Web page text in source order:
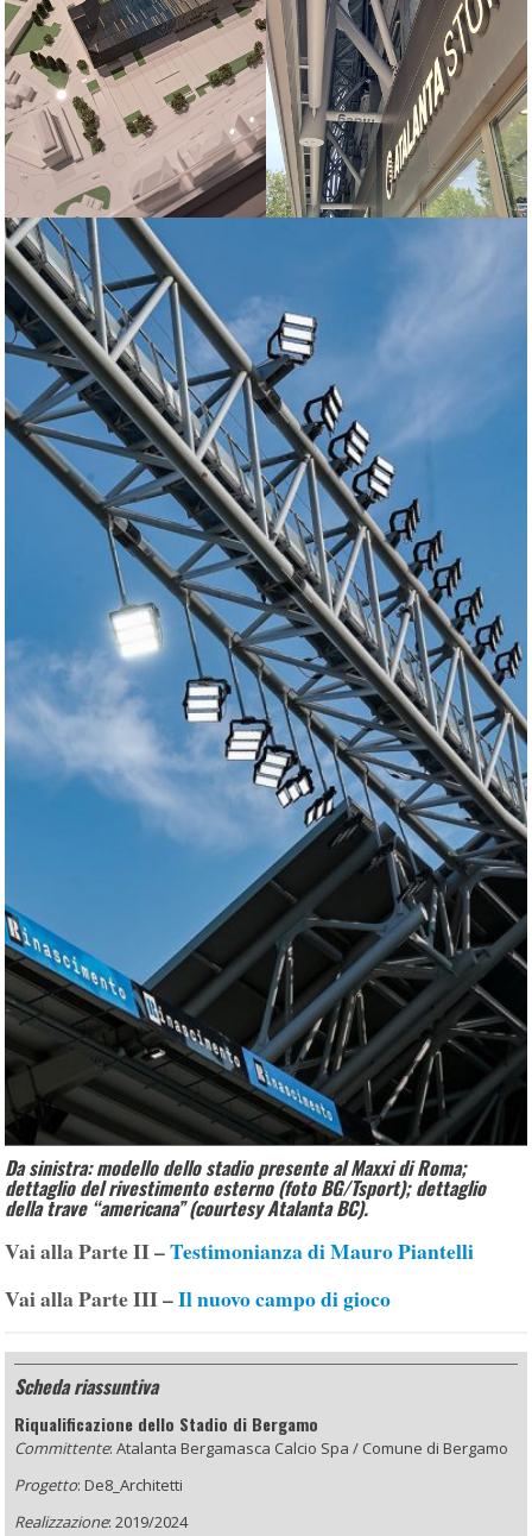
Da sinistra: modello dello stadio presente al Maxxi di Roma;
dettaglio del rivestimento esterno (foto BG/Tsport); dettaglio
della trave “americana” (courtesy Atalanta BC).
Vai alla Parte II –Testimonianza di Mauro Piantelli
Vai alla Parte III –Il nuovo campo di gioco
Scheda riassuntiva
Riqualificazione dello Stadio di Bergamo
Committente: Atalanta Bergamasca Calcio Spa / Comune di Bergamo
Progetto: De8_Architetti
Realizzazione: 2019/2024